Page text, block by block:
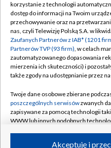
Abonament TVP
Emisja w TVP
Centrum informacji TVP
Naziemna Telewizja
Rada Programowa
System NOS
Informacje o nadawcy
Polityka
korzystanie z technologii
dostęp do informacji na Twoim
przechowywanie oraz na
nas, czyli Telewizję Polską S.A. w
Zaufanych Partnerów z IAB* (1201
Partnerów TVP (93 firm), w celach
zautomatyzowanego dopasowania
mierzenia ich skuteczności) i
także zgody na udostępnianie przez
Twoje dane osobowe zbierane
poszczególnych serwisówzwanych
zapisywane za pomocą technologii
WWW lub innych podobnych
Akceptuję i